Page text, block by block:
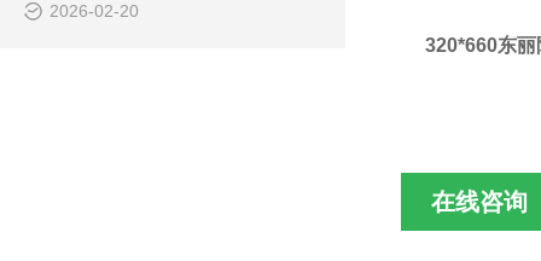
2026-02-20
320*660东
在线咨询